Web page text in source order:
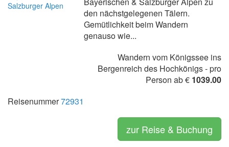
den nächstgelegenen Tälern.
Gemütlichkeit beim Wandern
genauso wie...
Wandern vom Königssee ins
Bergenreich des Hochkönigs - pro
Person ab € 1039.00
Reisenummer72931
zur Reise & Buchung